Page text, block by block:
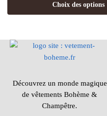
Choix des options
Découvrez un monde magique
de vêtements Bohème &
Champêtre.